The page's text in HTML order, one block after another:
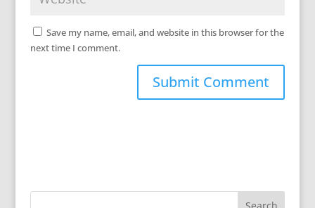
Save my name, email, and website in this browser for the
next time I comment.